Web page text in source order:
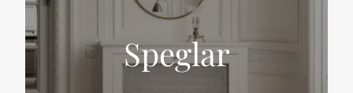
Speglar